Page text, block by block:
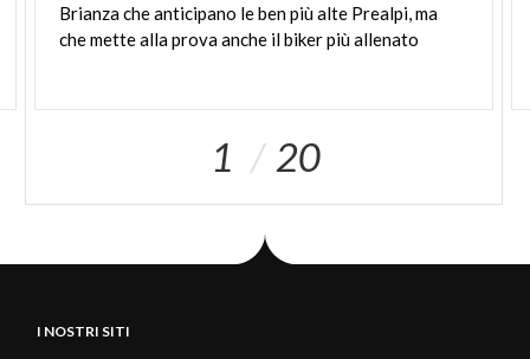
Brianza che anticipano le ben più alte Prealpi, ma
che mette alla prova anche il biker più allenato
1 20
I NOSTRI SITI